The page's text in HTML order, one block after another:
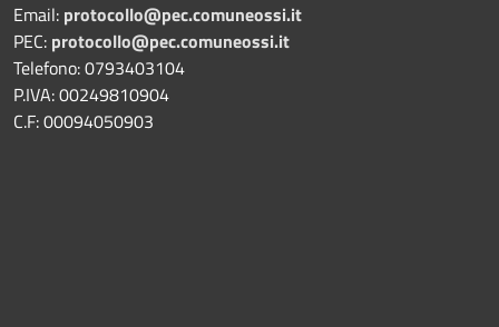
Email: protocollo@pec.comuneossi.it
PEC: protocollo@pec.comuneossi.it
Telefono: 0793403104
P.IVA: 00249810904
C.F: 00094050903